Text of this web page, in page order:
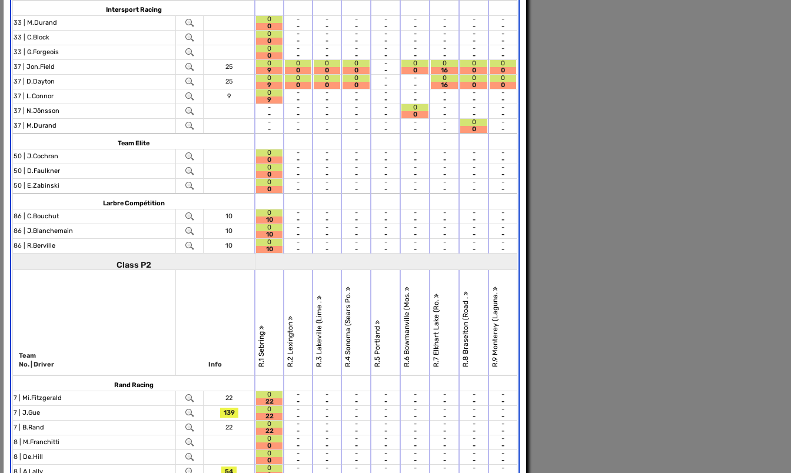
Intersport Racing
33 | M.Durand
0
0
-
-
-
-
-
-
-
-
-
-
-
-
-
-
-
-
33 | C.Block
0
0
-
-
-
-
-
-
-
-
-
-
-
-
-
-
-
-
33 | G.Forgeois
0
0
-
-
-
-
-
-
-
-
-
-
-
-
-
-
-
-
37 | Jon.Field 25
0
9
0
0
0
0
0
0
-
-
0
0
0
16
0
0
0
0
37 | D.Dayton 25
0
9
0
0
0
0
0
0
-
-
-
-
0
16
0
0
0
0
37 | L.Connor 9
0
9
-
-
-
-
-
-
-
-
-
-
-
-
-
-
-
-
37 | N.Jönsson
-
-
-
-
-
-
-
-
-
-
0
0
-
-
-
-
-
-
37 | M.Durand
-
-
-
-
-
-
-
-
-
-
-
-
-
-
0
0
-
-
Team Elite
50 | J.Cochran
0
0
-
-
-
-
-
-
-
-
-
-
-
-
-
-
-
-
50 | D.Faulkner
0
0
-
-
-
-
-
-
-
-
-
-
-
-
-
-
-
-
50 | E.Zabinski
0
0
-
-
-
-
-
-
-
-
-
-
-
-
-
-
-
-
Larbre Compétition
86 | C.Bouchut 10
0
10
-
-
-
-
-
-
-
-
-
-
-
-
-
-
-
-
86 | J.Blanchemain 10
0
10
-
-
-
-
-
-
-
-
-
-
-
-
-
-
-
-
86 | R.Berville 10
0
10
-
-
-
-
-
-
-
-
-
-
-
-
-
-
-
-
Class P2
Team
No. | Driver
Info R.1 Sebring R.2 Lexington R.3 Lakeville (Lime . R.4 Sonoma (Sears Po. R.5 Portland R.6 Bowmanville (Mos. R.7 Elkhart Lake (Ro. R.8 Braselton (Road . R.9 Monterey (Laguna.
Rand Racing
7 | Mi.Fitzgerald 22
0
22
-
-
-
-
-
-
-
-
-
-
-
-
-
-
-
-
7 | J.Gue 139
0
22
-
-
-
-
-
-
-
-
-
-
-
-
-
-
-
-
7 | B.Rand 22
0
22
-
-
-
-
-
-
-
-
-
-
-
-
-
-
-
-
8 | M.Franchitti
0
0
-
-
-
-
-
-
-
-
-
-
-
-
-
-
-
-
8 | De.Hill
0
0
-
-
-
-
-
-
-
-
-
-
-
-
-
-
-
-
0
-
-
-
-
-
-
-
-